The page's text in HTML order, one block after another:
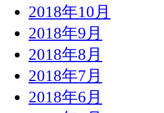
2018年10月
2018年9月
2018年8月
2018年7月
2018年6月